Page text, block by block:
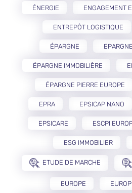
ÉNERGIE ENGAGEMENT
ENTREPÔT LOGISTIQUE
ÉPARGNE
ÉPARGNE IMMOBILIÈRE
ÉPARGNE PIERRE EUROPE
EPRA EPSICAP NANO
EPSICARE ESCPI
ESG IMMOBILIER
ETUDE DE MARCHE
EUROPE